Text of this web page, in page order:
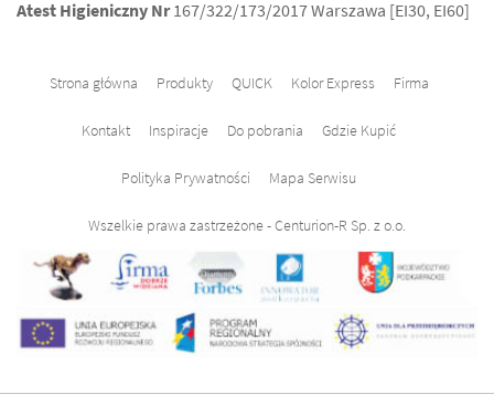
Atest Higieniczny Nr167/322/173/2017 Warszawa [EI30, EI60]
Strona główna Produkty QUICK Kolor Express Firma
Kontakt Inspiracje Do pobrania Gdzie Kupić
Polityka Prywatności Mapa Serwisu
Wszelkie prawa zastrzeżone - Centurion-R Sp. z o.o.